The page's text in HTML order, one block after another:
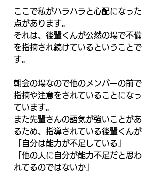
ここで私がハラハラと心配になった
点があります。
それは、後輩くんが公然の場で不備
を指摘され続けているということで
す。
朝会の場なので他のメンバーの前で
指摘や注意をされていることになっ
ています。
また先輩さんの語気が強いことがあ
るため、指導されている後輩くんが
「自分は能力が不足している」
「他の人に自分が能力不足だと思わ
れてるのではないか」